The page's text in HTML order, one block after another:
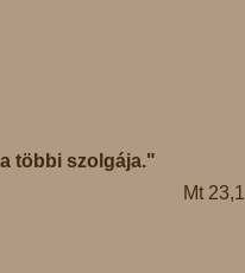
többi szolgája."
Mt 23,1